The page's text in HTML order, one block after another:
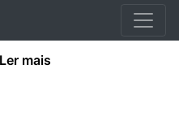
Ler mais